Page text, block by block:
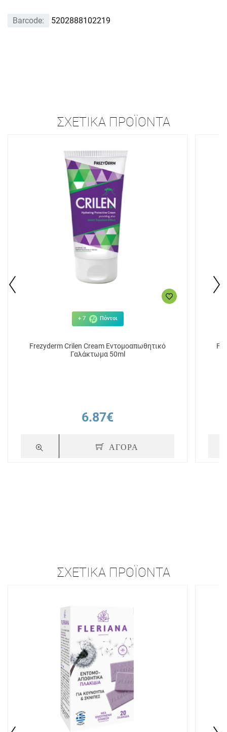
Barcode: 5202888102219
ΣΧΕΤΙΚΆ ΠΡΟΪΌΝΤΑ
+ 7 Πόντοι
Frezyderm Crilen Cream Εντομοαπωθητικό
Γαλάκτωμα 50ml
6.87€
ΑΓΟΡΑ
ΣΧΕΤΙΚΆ ΠΡΟΪΌΝΤΑ